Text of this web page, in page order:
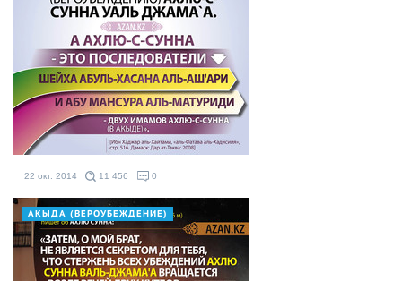
22 окт. 2014 11 456 0
АКЫДА (ВЕРОУБЕЖДЕНИЕ)